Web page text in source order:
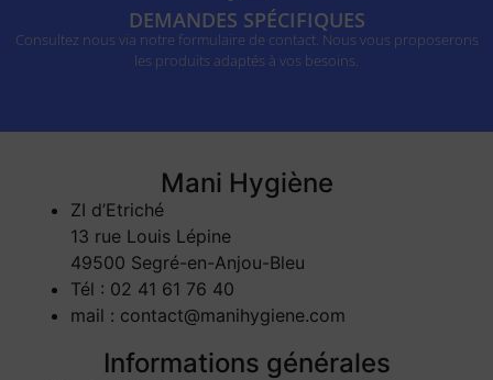
DEMANDES SPÉCIFIQUES
Consultez nous via notre formulaire de contact. Nous vous proposerons
les produits adaptés à vos besoins.
Mani Hygiène
ZI d’Etriché
13 rue Louis Lépine
49500 Segré-en-Anjou-Bleu
Tél : 02 41 61 76 40
mail : contact@manihygiene.com
Informations générales